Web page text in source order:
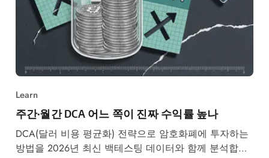
Learn
주간·월간 DCA 어느 쪽이 진짜 수익률 높나
DCA(달러 비용 평균화) 전략으로 암호화폐에 투자하는
방법을 2026년 최신 백테스팅 데이터와 함께 분석합니